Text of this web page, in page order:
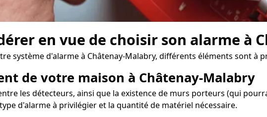
en vue de choisir son alarme à
système d'alarme à Châtenay-Malabry, différents éléments sont à
de votre maison à Châtenay-Malabry
les détecteurs, ainsi que la existence de murs porteurs (qui
d'alarme à privilégier et la quantité de matériel nécessaire.